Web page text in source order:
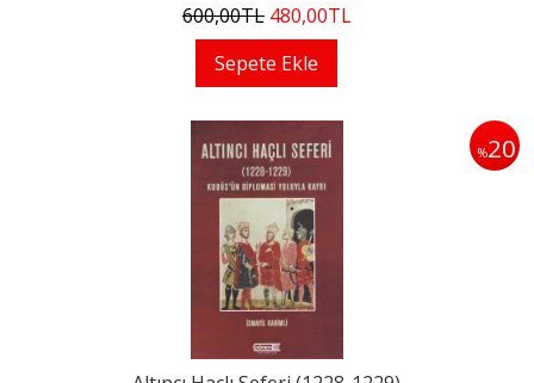
600,00TL 480,00TL
Sepete Ekle
%20